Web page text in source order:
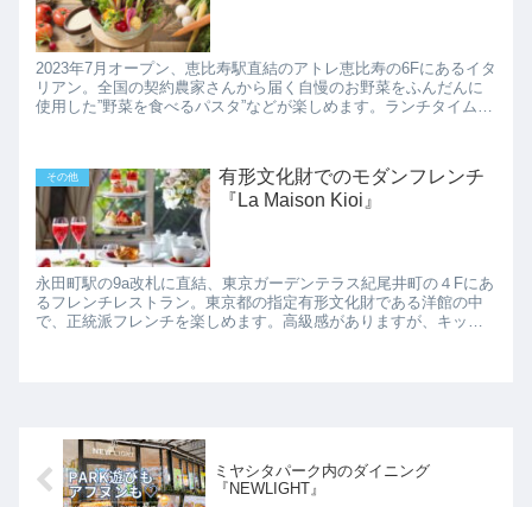
2023年7月オープン、恵比寿駅直結のアトレ恵比寿の6Fにあるイタ
リアン。全国の契約農家さんから届く自慢のお野菜をふんだんに
使用した”野菜を食べるパスタ”などが楽しめます。ランチタイム限
その他
有形文化財でのモダンフレンチ
『La Maison Kioi』
永田町駅の9a改札に直結、東京ガーデンテラス紀尾井町の４Fにあ
るフレンチレストラン。東京都の指定有形文化財である洋館の中
で、正統派フレンチを楽しめます。高級感がありますが、キッズ
ミヤシタパーク内のダイニング
『NEWLIGHT』